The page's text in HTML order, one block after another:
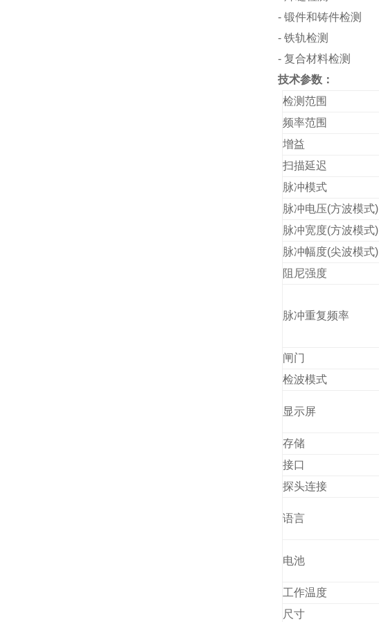
- 锻件和铸件检测
- 铁轨检测
- 复合材料检测
技术参数：
检测范围
频率范围
增益
扫描延迟
脉冲模式
脉冲电压(方波模式)
脉冲宽度(方波模式)
脉冲幅度(尖波模式)
阻尼强度
脉冲重复频率
闸门
检波模式
显示屏
存储
接口
探头连接
语言
电池
工作温度
尺寸